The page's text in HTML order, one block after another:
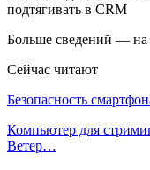
Больше сведений — на
Сейчас читают
Безопасность
Компьютер для
Ветер…